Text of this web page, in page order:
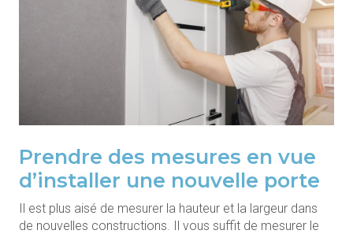
Prendre des mesures en vue
d’installer une nouvelle porte
Il est plus aisé de mesurer la hauteur et la largeur dans
de nouvelles constructions. Il vous suffit de mesurer le